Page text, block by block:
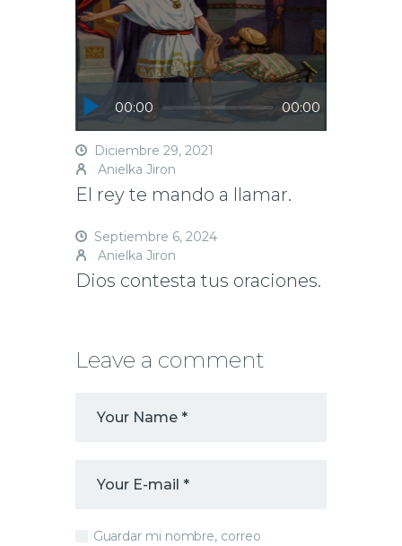
o
k
p
r
Reproductor
de
00:00 00:00
Diciembre 29, 2021
Anielka Jiron
El rey te mando a llamar.
Septiembre 6, 2024
Anielka Jiron
Dios contesta tus oraciones.
Leave a comment
Guardar mi nombre, correo